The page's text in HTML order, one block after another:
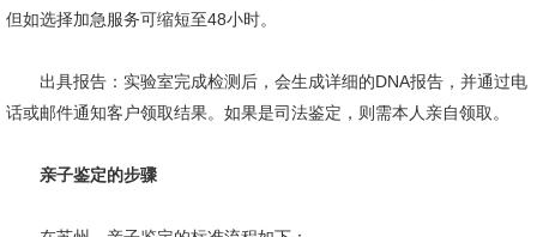
但如选择加急服务可缩短至48小时。
出具报告：实验室完成检测后，会生成详细的DNA报告，并通过电
话或邮件通知客户领取结果。如果是司法鉴定，则需本人亲自领取。
亲子鉴定的步骤